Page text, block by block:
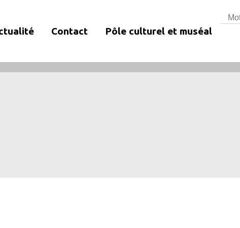
Contact Pôle culturel et muséal